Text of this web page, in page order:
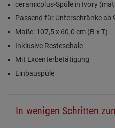
ceramicplus-Spüle in Ivory
Passend für Unterschränke ab
Maße: 107,5 x 60,0 cm (B x T)
Inklusive Resteschale
Mit Excenterbetätigung
Einbauspüle
In wenigen Schritten